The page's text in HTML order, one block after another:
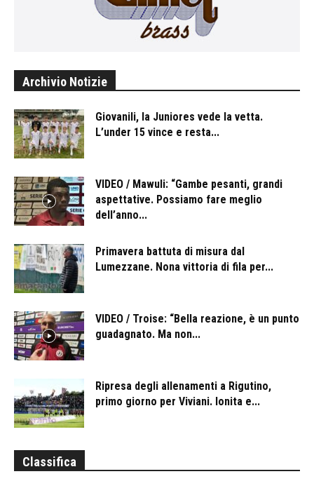
Archivio Notizie
Giovanili, la Juniores vede la vetta.
L’under 15 vince e resta...
VIDEO / Mawuli: “Gambe pesanti, grandi
aspettative. Possiamo fare meglio
dell’anno...
Primavera battuta di misura dal
Lumezzane. Nona vittoria di fila per...
VIDEO / Troise: “Bella reazione, è un punto
guadagnato. Ma non...
Ripresa degli allenamenti a Rigutino,
primo giorno per Viviani. Ionita e...
Classifica